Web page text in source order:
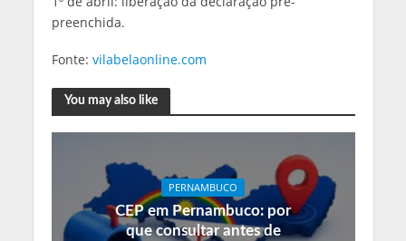
preenchida.
Fonte: vilabelaonline.com
You may also like
PERNAMBUCO
CEP em Pernambuco: por
que consultar antes de